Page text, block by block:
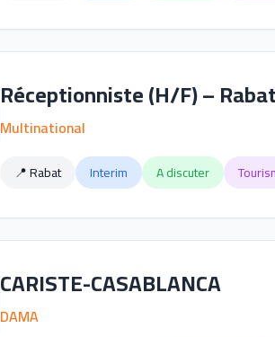
Réceptionniste (H/F) – Rabat
Multinational
📍 Rabat Interim A discuter
CARISTE-CASABLANCA
DAMA